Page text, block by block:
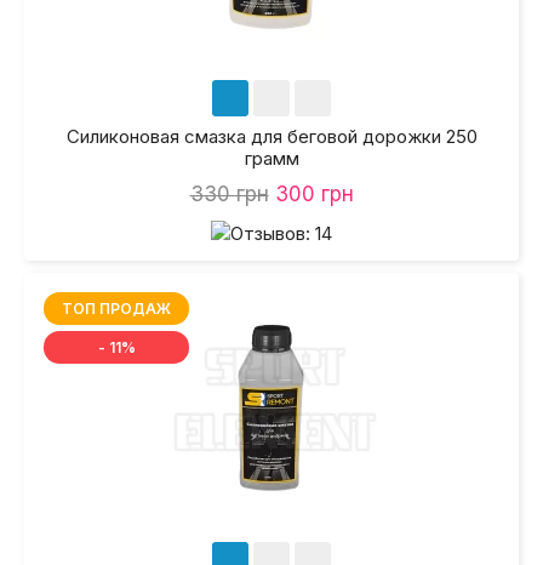
Силиконовая смазка для беговой дорожки 250
грамм
330 грн 300 грн
ТОП ПРОДАЖ
- 11%